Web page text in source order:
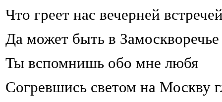
Что греет нас вечерней
Да может быть в Замоскворечье
Ты вспомнишь обо мне любя
Согревшись светом на Москву